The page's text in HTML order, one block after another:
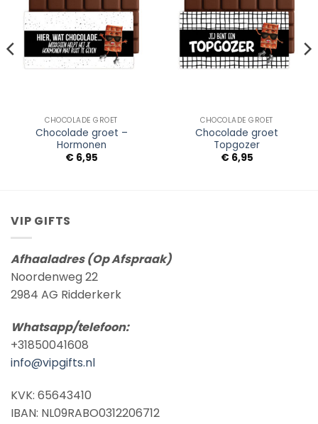
Wishlist
CHOCOLADE GROET
Chocolade groet –
Hormonen
€6,95
Wishlist
CHOCOLADE GROET
Chocolade groet
Topgozer
€6,95
VIP GIFTS
Afhaaladres (Op Afspraak)
Noordenweg 22
2984 AG Ridderkerk
Whatsapp/telefoon:
+31850041608
info@vipgifts.nl
KVK: 65643410
IBAN: NL09RABO0312206712